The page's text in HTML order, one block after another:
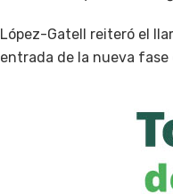
López-Gatell reiteró el
entrada de la nueva